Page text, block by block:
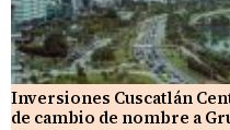
Inversiones Cuscatlán
de cambio de nombre a